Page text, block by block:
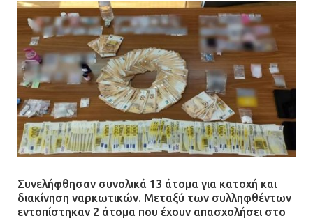
Συνελήφθησαν συνολικά 13 άτομα για κατοχή και
διακίνηση ναρκωτικών. Μεταξύ των συλληφθέντων
εντοπίστηκαν 2 άτομα που έχουν απασχολήσει στο